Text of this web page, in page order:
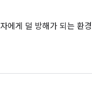
에게 덜 방해가 되는 환